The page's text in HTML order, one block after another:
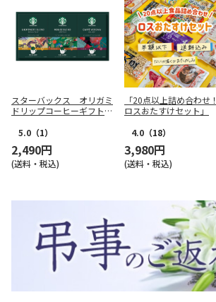
スターバックス オリガミ
ドリップコーヒーギフトＣ
5.0 （1）
2,490円
(送料・税込)
「20点以上詰め合わせ！
ロスおたすけセット」
4.0 （18）
3,980円
(送料・税込)